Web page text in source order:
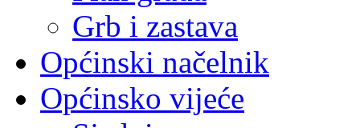
Grb i zastava
Općinski načelnik
Općinsko vijeće